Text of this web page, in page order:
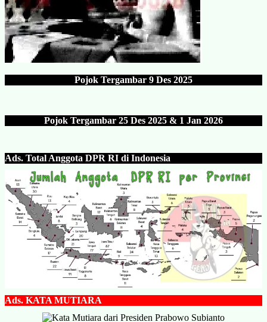
Pojok Tergambar 9 Des 2025
Pojok Tergambar 25 Des 2025 & 1 Jan 2026
Ads. Total Anggota DPR RI di Indonesia
Ads. KATA MUTIARA